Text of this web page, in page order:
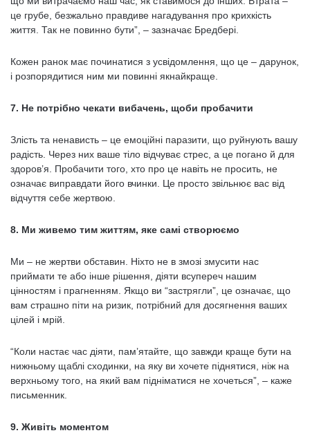
це грубе, безжально правдиве нагадування про крихкість
життя. Так не повинно бути”, – зазначає Бредбері.
Кожен ранок має починатися з усвідомлення, що це – дарунок,
і розпорядитися ним ми повинні якнайкраще.
7. Не потрібно чекати вибачень, щоби пробачити
Злість та ненависть – це емоційні паразити, що руйнують вашу
радість. Через них ваше тіло відчуває стрес, а це погано й для
здоров’я. Пробачити того, хто про це навіть не просить, не
означає виправдати його вчинки. Це просто звільнює вас від
відчуття себе жертвою.
8. Ми живемо тим життям, яке самі створюємо
Ми – не жертви обставин. Ніхто не в змозі змусити нас
приймати те або інше рішення, діяти всупереч нашим
цінностям і прагненням. Якщо ви “застрягли”, це означає, що
вам страшно піти на ризик, потрібний для досягнення ваших
цілей і мрій.
“Коли настає час діяти, пам’ятайте, що завжди краще бути на
нижньому щаблі сходинки, на яку ви хочете піднятися, ніж на
верхньому того, на який вам підніматися не хочеться”, – каже
письменник.
9. Живіть моментом